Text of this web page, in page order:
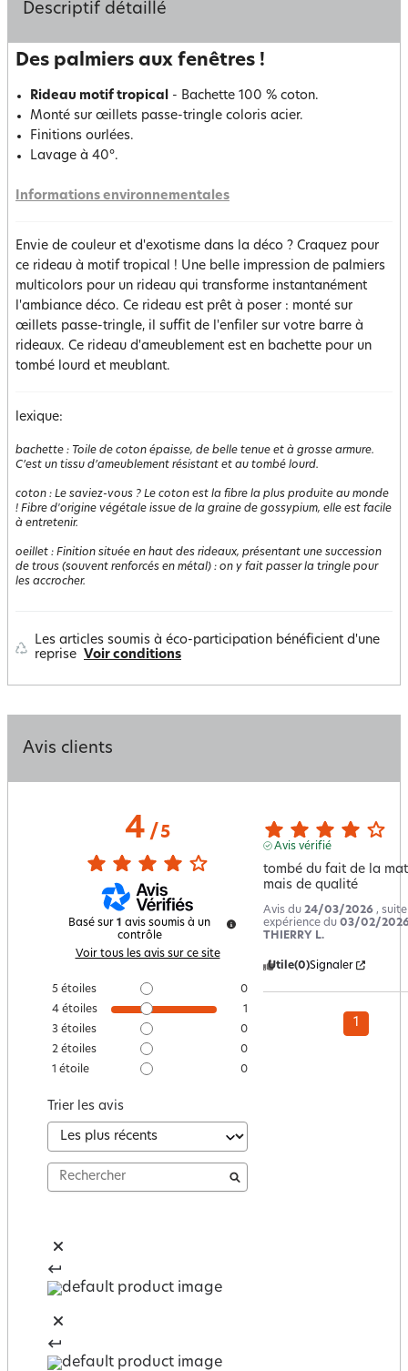
Descriptif détaillé
Des palmiers aux fenêtres !
Rideau motif tropical - Bachette 100 % coton.
Monté sur œillets passe-tringle coloris acier.
Finitions ourlées.
Lavage à 40°.
Informations environnementales
Envie de couleur et d'exotisme dans la déco ? Craquez pour
ce rideau à motif tropical ! Une belle impression de palmiers
multicolors pour un rideau qui transforme instantanément
l'ambiance déco. Ce rideau est prêt à poser : monté sur
œillets passe-tringle, il suffit de l'enfiler sur votre barre à
rideaux. Ce rideau d'ameublement est en bachette pour un
tombé lourd et meublant.
lexique:
bachette : Toile de coton épaisse, de belle tenue et à grosse armure.
C’est un tissu d’ameublement résistant et au tombé lourd.
coton : Le saviez-vous ? Le coton est la fibre la plus produite au monde
! Fibre d'origine végétale issue de la graine de gossypium, elle est facile
à entretenir.
oeillet : Finition située en haut des rideaux, présentant une succession
de trous (souvent renforcés en métal) : on y fait passer la tringle pour
les accrocher.
Les articles soumis à éco-participation bénéficient d'une
reprise Voir conditions
Avis clients
4/ 5
Basé sur 1 avis soumis à un
contrôle
Voir tous les avis sur ce site
5 étoiles
0
4 étoiles
1
3 étoiles
0
2 étoiles
0
1 étoile 0
Trier les avis
Avis vérifié
tombé du fait de la
mais de qualité
Avis du 24/03/2026 ,
expérience du 03/02/
THIERRY L.
Utile(0)Signaler
1